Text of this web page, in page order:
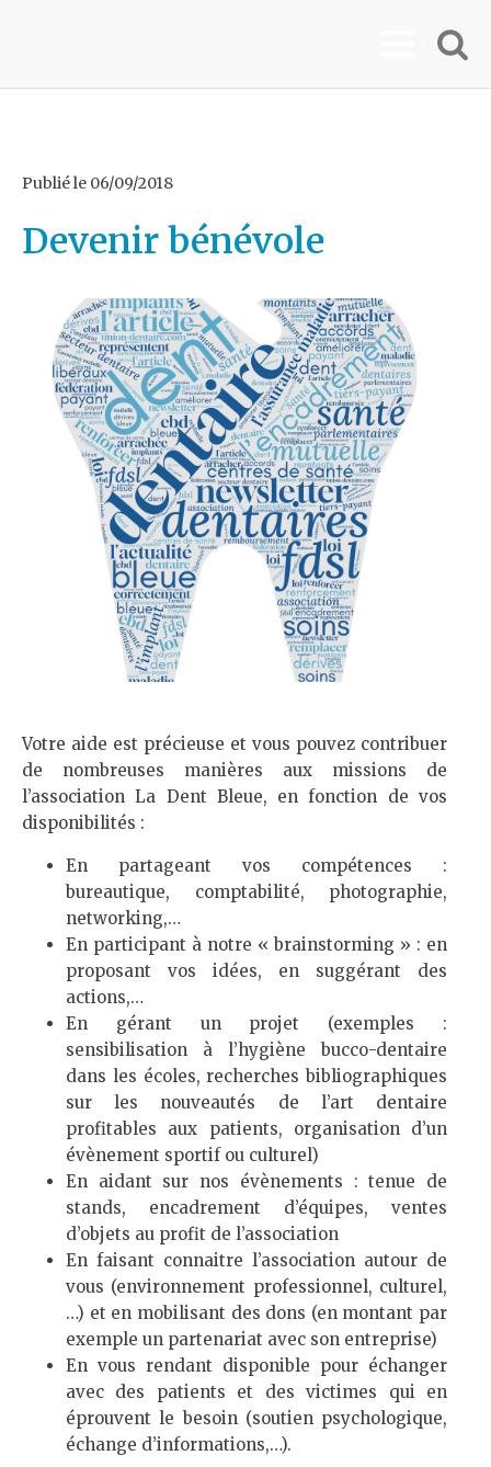
Publié le 06/09/2018
Devenir bénévole
Votre aide est précieuse et vous pouvez contribuer
de nombreuses manières aux missions de
l’association La Dent Bleue, en fonction de vos
disponibilités :
En partageant vos compétences :
bureautique, comptabilité, photographie,
networking,…
En participant à notre « brainstorming » : en
proposant vos idées, en suggérant des
actions,…
En gérant un projet (exemples :
sensibilisation à l’hygiène bucco-dentaire
dans les écoles, recherches bibliographiques
sur les nouveautés de l’art dentaire
profitables aux patients, organisation d’un
évènement sportif ou culturel)
En aidant sur nos évènements : tenue de
stands, encadrement d’équipes, ventes
d’objets au profit de l’association
En faisant connaitre l’association autour de
vous (environnement professionnel, culturel,
…) et en mobilisant des dons (en montant par
exemple un partenariat avec son entreprise)
En vous rendant disponible pour échanger
avec des patients et des victimes qui en
éprouvent le besoin (soutien psychologique,
échange d’informations,…).